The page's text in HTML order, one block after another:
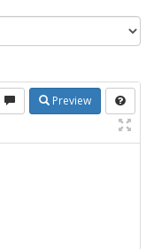
Preview